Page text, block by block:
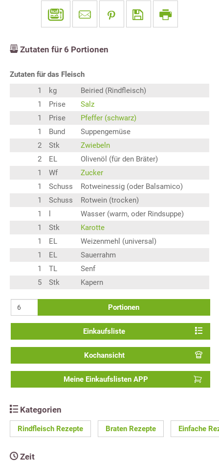
Zutaten für 6 Portionen
Zutaten für das Fleisch
1
kg
Beiried (Rindfleisch)
1
Prise
Salz
1
Prise
Pfeffer (schwarz)
1
Bund
Suppengemüse
2
Stk
Zwiebeln
2
EL
Olivenöl (für den Bräter)
1
Wf
Zucker
1
Schuss
Rotweinessig (oder Balsamico)
1
Schuss
Rotwein (trocken)
1
Wasser (warm, oder Rindsuppe)
1
Stk
Karotte
1
EL
Weizenmehl (universal)
1
EL
Sauerrahm
1
TL
Senf
5
Stk Kapern
Portionen
Einkaufsliste
Kochansicht
Meine Einkaufslisten APP
Kategorien
Rindfleisch Rezepte Braten Rezepte Einfache
Zeit